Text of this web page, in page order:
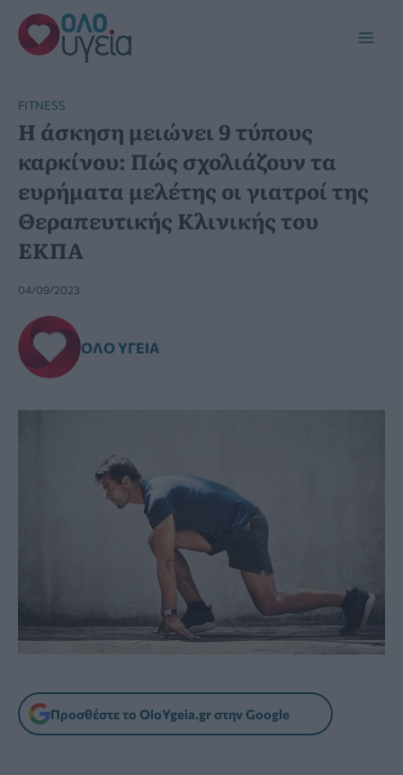
Μετάβαση
στο
περιεχόμενο
FITNESS
Η άσκηση μειώνει 9 τύπους
καρκίνου: Πώς σχολιάζουν τα
ευρήματα μελέτης οι γιατροί της
Θεραπευτικής Κλινικής του
ΕΚΠΑ
04/09/2023
ΌΛΟ ΥΓΕΊΑ
Προσθέστε το OloYgeia.gr στην Google